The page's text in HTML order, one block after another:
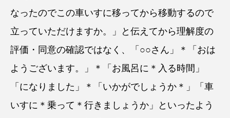
なったのでこの車いすに移ってから移動するので
立っていただけますか。」と伝えてから理解度の
評価・同意の確認ではなく、「○○さん」＊「おは
ようございます。」＊「お風呂に＊入る時間」
「になりました」＊「いかがでしょうか＊」「車
いすに＊乗って＊行きましょうか」といったよう